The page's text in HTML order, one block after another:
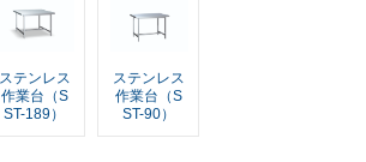
ステンレス
作業台（S
ST-189）
ステンレス
作業台（S
ST-90）